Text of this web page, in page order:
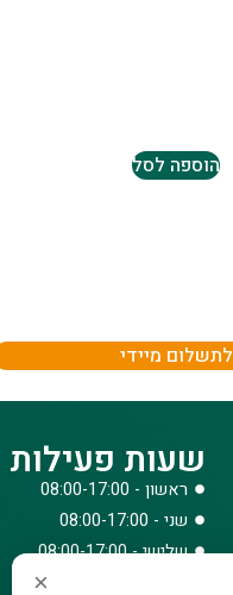
הוספה לסל
לתשלום מיידי
שעות פעילות
ראשון - 08:00-17:00
שני - 08:00-17:00
שלישי - 08:00-17:00
×